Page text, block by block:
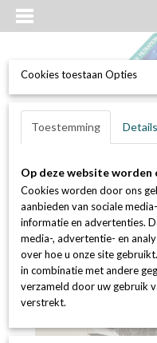
Inloggen Registreren
Home > Luchtfilters
houtrook overlast, pollen,
Installatieservice inclusief
luchtkanalen
Cookies toestaan Opties
Toestemming Details
Op deze website
Cookies worden door ons
aanbieden van sociale
informatie en advertenties.
media-, advertentie- en
over hoe u onze site
in combinatie met andere
verzameld door uw gebruik
verstrekt.